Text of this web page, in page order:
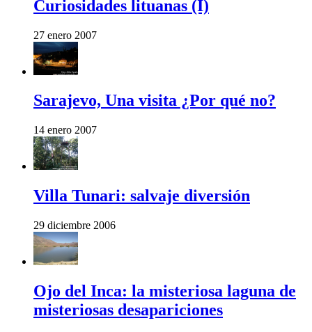
Curiosidades lituanas (I)
27 enero 2007
Sarajevo, Una visita ¿Por qué no?
14 enero 2007
Villa Tunari: salvaje diversión
29 diciembre 2006
Ojo del Inca: la misteriosa laguna de
misteriosas desapariciones